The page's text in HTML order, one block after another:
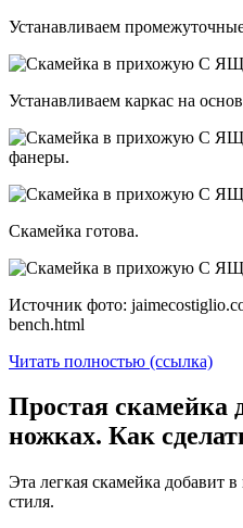
Устанавливаем
Устанавливаем каркас на
фанеры.
Скамейка готова.
Источник фото:
bench.html
Читать полностью (ссылка)
Простая скамейка
ножках. Как
Эта легкая скамейка добавит
стиля.